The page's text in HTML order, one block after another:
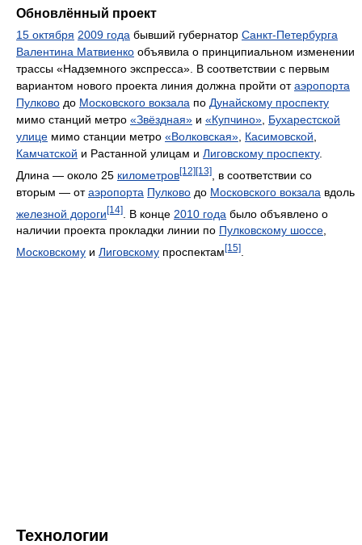
Обновлённый проект
15 октября 2009 года бывший губернатор Санкт-Петербурга
Валентина Матвиенко объявила о принципиальном изменении
трассы «Надземного экспресса». В соответствии с первым
вариантом нового проекта линия должна пройти отаэропорта
Пулково до Московского вокзала по Дунайскому проспекту
мимо станций метро «Звёздная» и «Купчино» Бухарестской
улице мимо станции метро «Волковская» Касимовской
Камчатской и Растанной улицам и Лиговскому проспекту.
Длина — около 25 километров[12][13]
, в соответствии со
вторым — отаэропорта Пулково до Московского вокзала вдоль
железной дороги[14] . В конце 2010 года было объявлено о
наличии проекта прокладки линии по Пулковскому шоссе,
Московскому и Лиговскому проспектам [15]
Технологии